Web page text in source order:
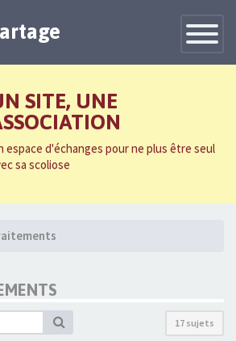
Toggle
SITE, UNE
espace d'échanges pour ne plus être seul
sa scoliose
17 sujets